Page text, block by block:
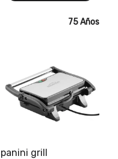
75 Años
panini grill